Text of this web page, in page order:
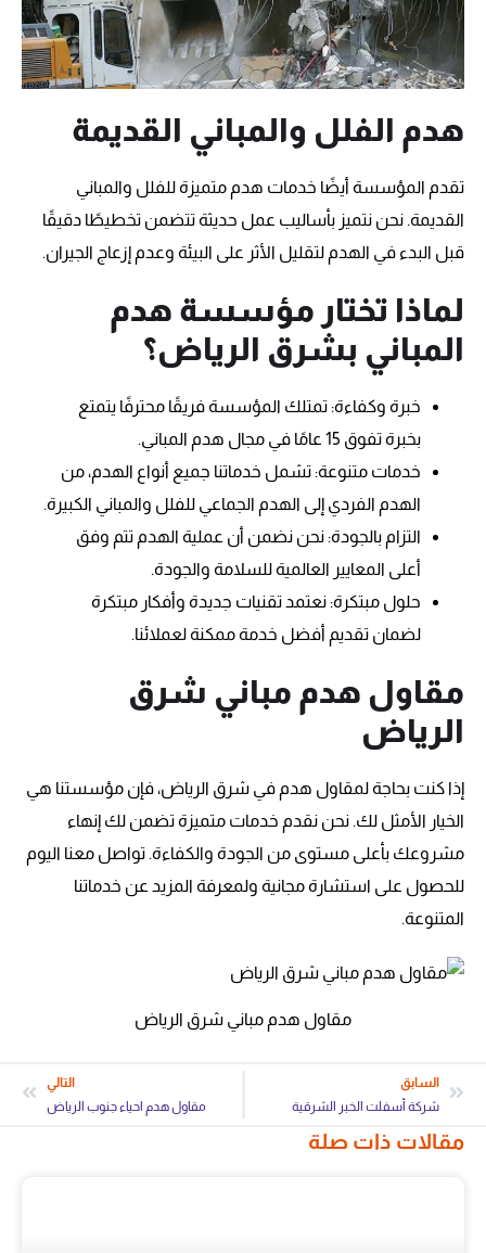
هدم الفلل والمباني القديمة
تقدم المؤسسة أيضًا خدمات هدم متميزة للفلل والمباني
القديمة. نحن نتميز بأساليب عمل حديثة تتضمن تخطيطًا دقيقًا
قبل البدء في الهدم لتقليل الأثر على البيئة وعدم إزعاج الجيران.
لماذا تختار مؤسسة هدم
المباني بشرق الرياض؟
خبرة وكفاءة: تمتلك المؤسسة فريقًا محترفًا يتمتع
بخبرة تفوق 15 عامًا في مجال هدم المباني.
خدمات متنوعة: تشمل خدماتنا جميع أنواع الهدم، من
الهدم الفردي إلى الهدم الجماعي للفلل والمباني الكبيرة.
التزام بالجودة: نحن نضمن أن عملية الهدم تتم وفق
أعلى المعايير العالمية للسلامة والجودة.
حلول مبتكرة: نعتمد تقنيات جديدة وأفكار مبتكرة
لضمان تقديم أفضل خدمة ممكنة لعملائنا.
مقاول هدم مباني شرق
الرياض
إذا كنت بحاجة لمقاول هدم في شرق الرياض، فإن مؤسستنا هي
الخيار الأمثل لك. نحن نقدم خدمات متميزة تضمن لك إنهاء
مشروعك بأعلى مستوى من الجودة والكفاءة. تواصل معنا اليوم
للحصول على استشارة مجانية ولمعرفة المزيد عن خدماتنا
المتنوعة.
مقاول هدم مباني شرق الرياض
السابق
شركة أسفلت الخبر الشرقية
التالي
مقاول هدم احياء جنوب الرياض
مقالات ذات صلة